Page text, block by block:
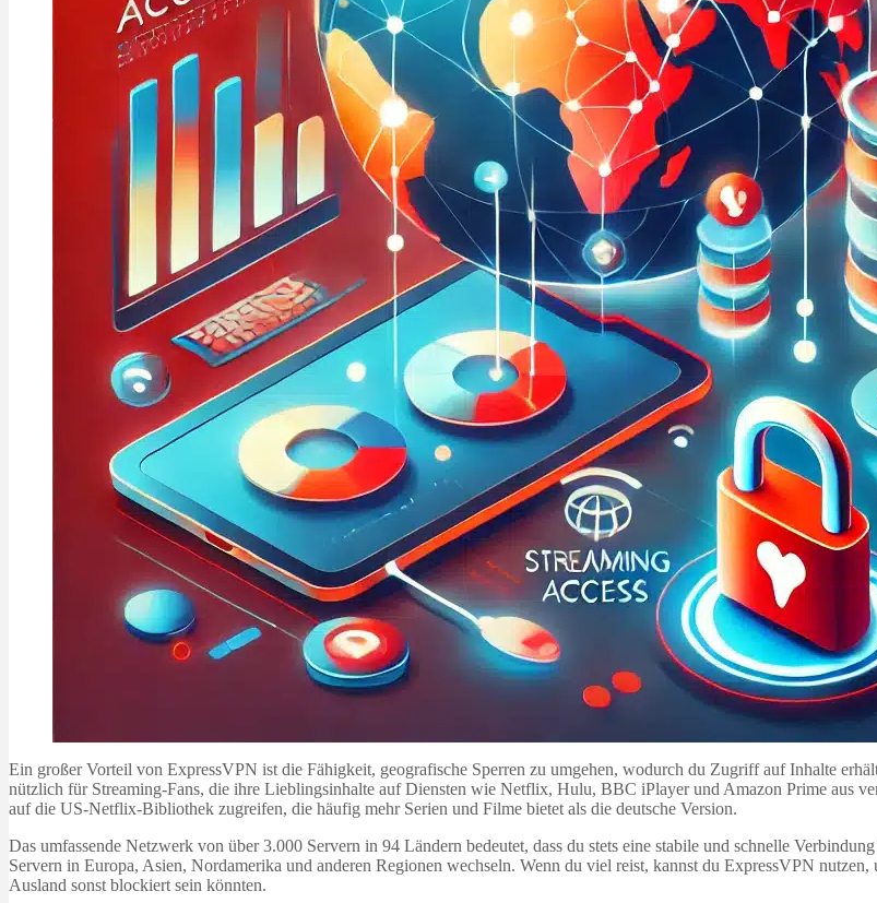
Ein großer Vorteil von ExpressVPN ist die Fähigkeit, geografische Sperren zu umgehen, wodurch du Zugriff auf Inhalte
nützlich für Streaming-Fans, die ihre Lieblingsinhalte auf Diensten wie Netflix, Hulu, BBC iPlayer und Amazon Prime aus
auf die US-Netflix-Bibliothek zugreifen, die häufig mehr Serien und Filme bietet als die deutsche Version.
Das umfassende Netzwerk von über 3.000 Servern in 94 Ländern bedeutet, dass du stets eine stabile und schnelle
Servern in Europa, Asien, Nordamerika und anderen Regionen wechseln. Wenn du viel reist, kannst du ExpressVPN
Ausland sonst blockiert sein könnten.